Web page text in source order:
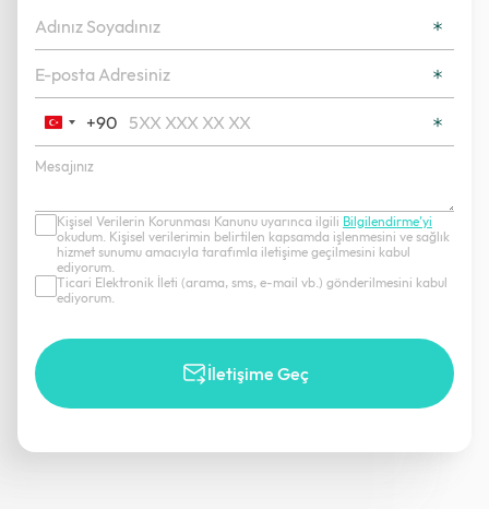
Turkey
+90
+90
Kişisel Verilerin Korunması Kanunu uyarınca ilgili Bilgilendirme’yi
okudum. Kişisel verilerimin belirtilen kapsamda işlenmesini ve sağlık
hizmet sunumu amacıyla tarafımla iletişime geçilmesini kabul
ediyorum.
Ticari Elektronik İleti (arama, sms, e-mail vb.) gönderilmesini kabul
ediyorum.
İletişime Geç